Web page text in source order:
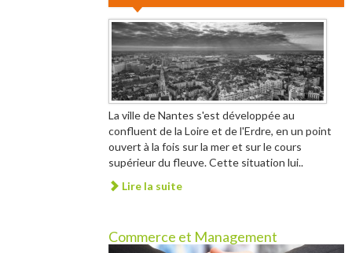
La ville de Nantes s'est développée au
confluent de la Loire et de l'Erdre, en un point
ouvert à la fois sur la mer et sur le cours
supérieur du fleuve. Cette situation lui..
Lire la suite
Commerce et Management